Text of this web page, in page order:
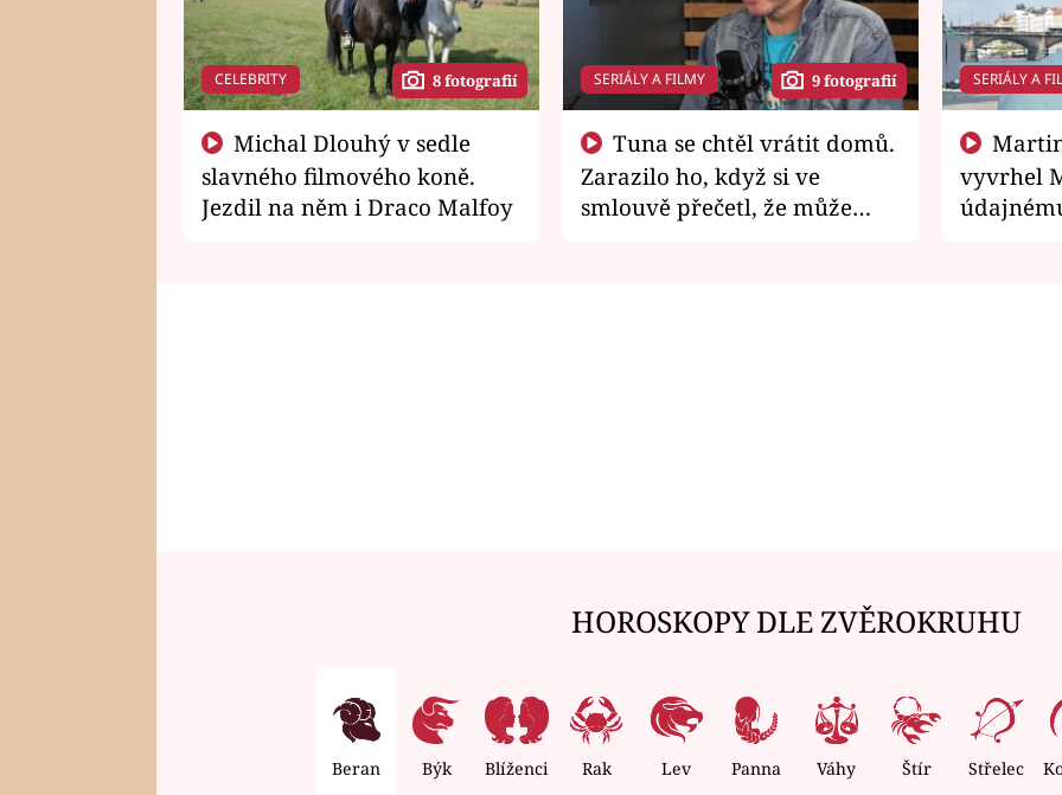
CELEBRITY 8 fotografií
slavného filmového koně.
Jezdil na něm i Draco Malfoy
SERIÁLY A FILMY 9 fotografií
Zarazilo ho, když si ve
smlouvě přečetl, že může
SERIÁLY A
vyvrhel
HOROSKOPY DLE ZVĚROKRUHU
Beran Býk Blíženci Rak Lev Panna Váhy Štír Střelec